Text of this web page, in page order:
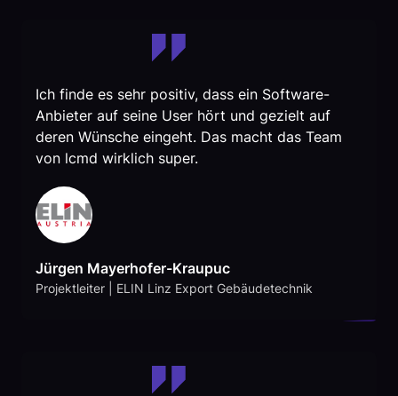
Ich finde es sehr positiv, dass ein Software-
Anbieter auf seine User hört und gezielt auf
deren Wünsche eingeht. Das macht das Team
von lcmd wirklich super.
Jürgen Mayerhofer-Kraupuc
Projektleiter | ELIN Linz Export Gebäudetechnik